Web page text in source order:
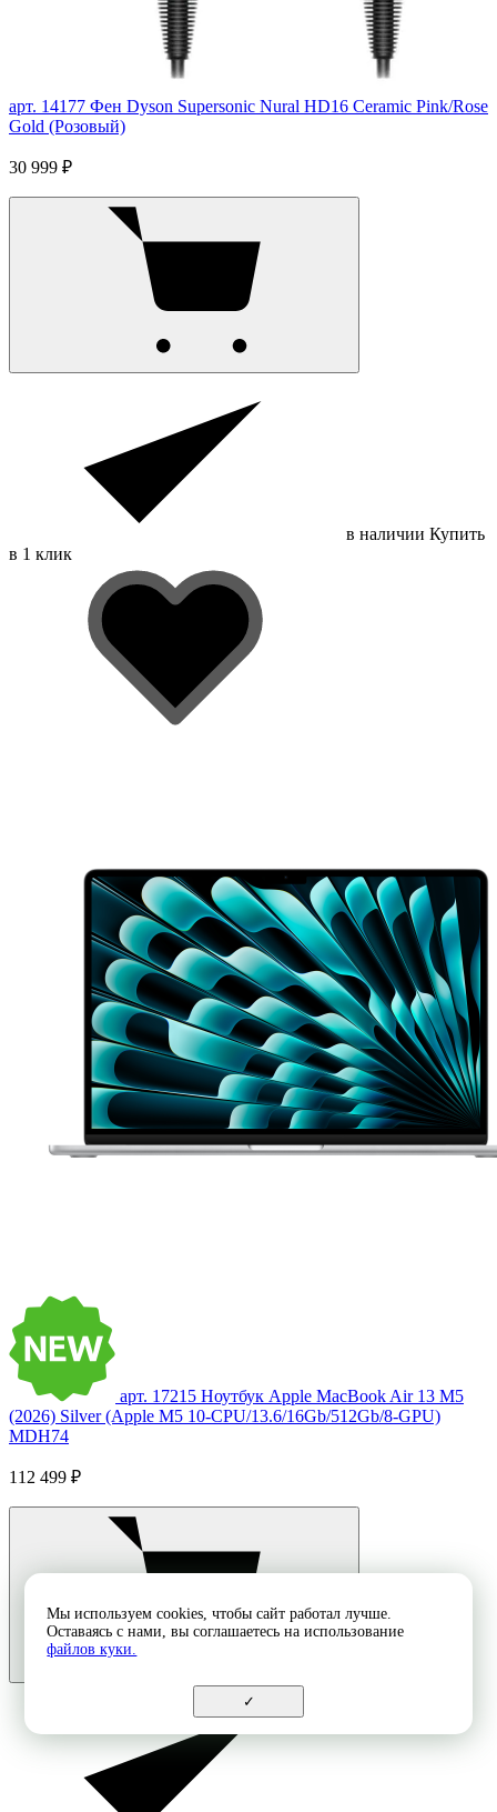
арт. 14177 Фен Dyson Supersonic Nural HD16 Ceramic Pink/Rose
Gold (Розовый)
30 999 ₽
в наличии Купить
в 1 клик
арт. 17215 Ноутбук Apple MacBook Air 13 M5
(2026) Silver (Apple M5 10-CPU/13.6/16Gb/512Gb/8-GPU)
MDH74
112 499 ₽
Мы используем cookies, чтобы сайт работал лучше.
Оставаясь с нами, вы соглашаетесь на использование
файлов куки.
✓